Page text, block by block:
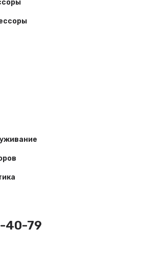
40-79